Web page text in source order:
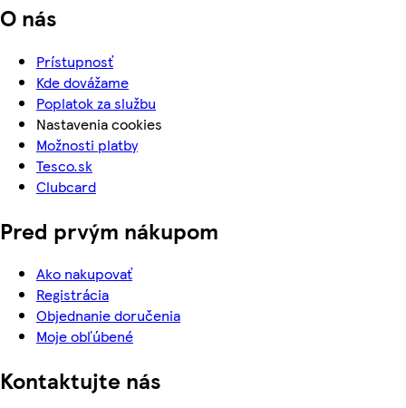
O nás
Prístupnosť
Kde dovážame
Poplatok za službu
Nastavenia cookies
Možnosti platby
Tesco.sk
Clubcard
Pred prvým nákupom
Ako nakupovať
Registrácia
Objednanie doručenia
Moje obľúbené
Kontaktujte nás